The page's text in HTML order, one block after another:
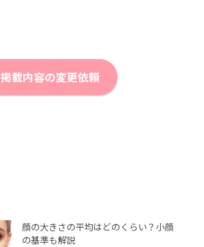
掲載内容の変更依頼
顔の大きさの平均はどのくらい？小顔
の基準も解説